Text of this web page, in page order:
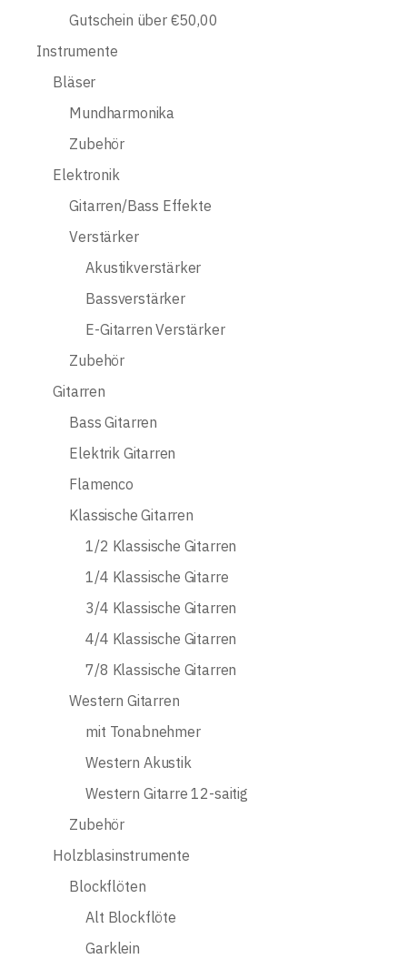
Gutschein über €50,00
Instrumente
Bläser
Mundharmonika
Zubehör
Elektronik
Gitarren/Bass Effekte
Verstärker
Akustikverstärker
Bassverstärker
E-Gitarren Verstärker
Zubehör
Gitarren
Bass Gitarren
Elektrik Gitarren
Flamenco
Klassische Gitarren
1/2 Klassische Gitarren
1/4 Klassische Gitarre
3/4 Klassische Gitarren
4/4 Klassische Gitarren
7/8 Klassische Gitarren
Western Gitarren
mit Tonabnehmer
Western Akustik
Western Gitarre 12-saitig
Zubehör
Holzblasinstrumente
Blockflöten
Alt Blockflöte
Garklein